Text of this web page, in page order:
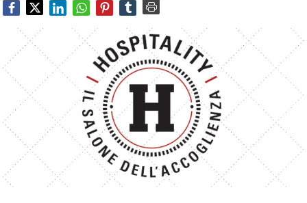
del
Food
Service
e
le
novità
comparto
Horeca.